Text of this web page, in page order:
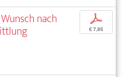
nach p
€ 7,95